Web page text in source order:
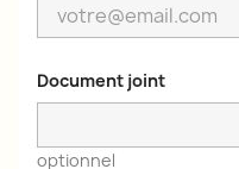
Document joint
optionnel